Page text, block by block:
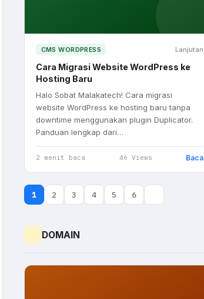
CMS WORDPRESS Lanjutan
Cara Migrasi Website WordPress ke
Hosting Baru
Halo Sobat Malakatech! Cara migrasi
website WordPress ke hosting baru tanpa
downtime menggunakan plugin Duplicator.
Panduan lengkap dari…
2 menit baca 46 Views Baca
1 2 3 4 5 6
DOMAIN